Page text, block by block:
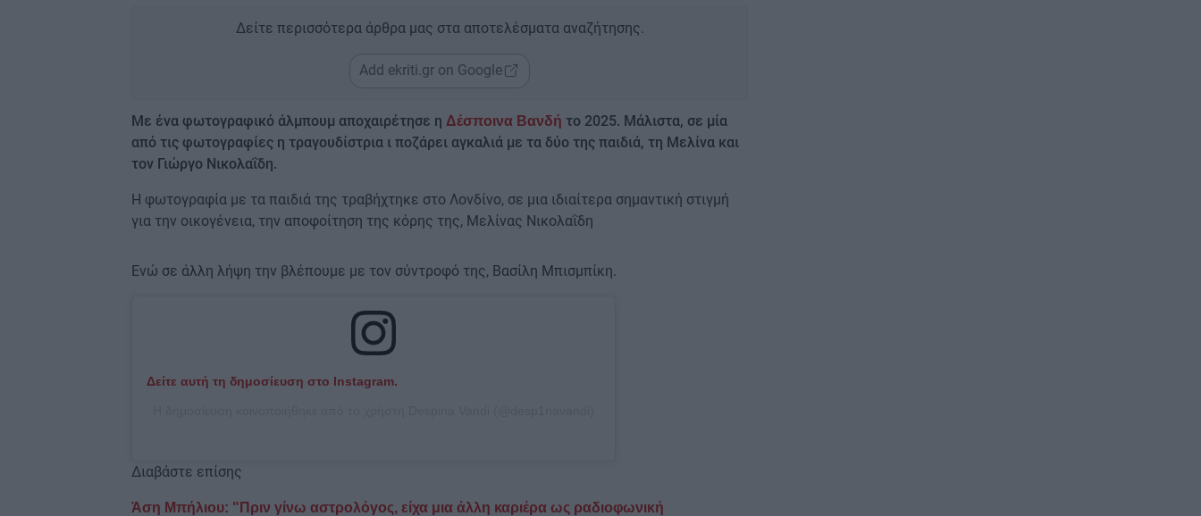
Δείτε περισσότερα άρθρα μας στα αποτελέσματα αναζήτησης.
Add ekriti.gr on Google
Με ένα φωτογραφικό άλμπουμ αποχαιρέτησε η Δέσποινα Βανδή το 2025. Μάλιστα, σε μία
από τις φωτογραφίες η τραγουδίστρια ι ποζάρει αγκαλιά με τα δύο της παιδιά, τη Μελίνα και
τον Γιώργο Νικολαΐδη.
Η φωτογραφία με τα παιδιά της τραβήχτηκε στο Λονδίνο, σε μια ιδιαίτερα σημαντική στιγμή
για την οικογένεια, την αποφοίτηση της κόρης της, Μελίνας Νικολαΐδη
Ενώ σε άλλη λήψη την βλέπουμε με τον σύντροφό της, Βασίλη Μπισμπίκη.
Δείτε αυτή τη δημοσίευση στο Instagram.
Διαβάστε επίσης
Άση Μπήλιου: "Πριν γίνω αστρολόγος, είχα μια άλλη καριέρα ως ραδιοφωνική